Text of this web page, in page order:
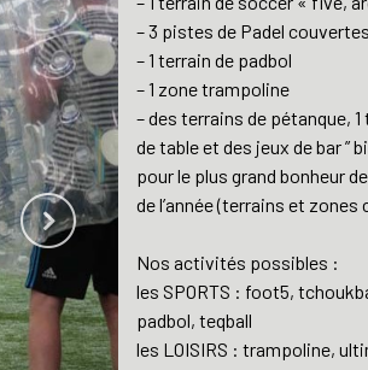
– 3 pistes de Padel couvertes
– 1 terrain de padbol
– 1 zone trampoline
– des terrains de pétanque,
de table et des jeux de bar
pour le plus grand bonheur
de l’année (terrains et zones
Nos activités possibles :
les SPORTS : foot5,
padbol, teqball
les LOISIRS : trampoline,